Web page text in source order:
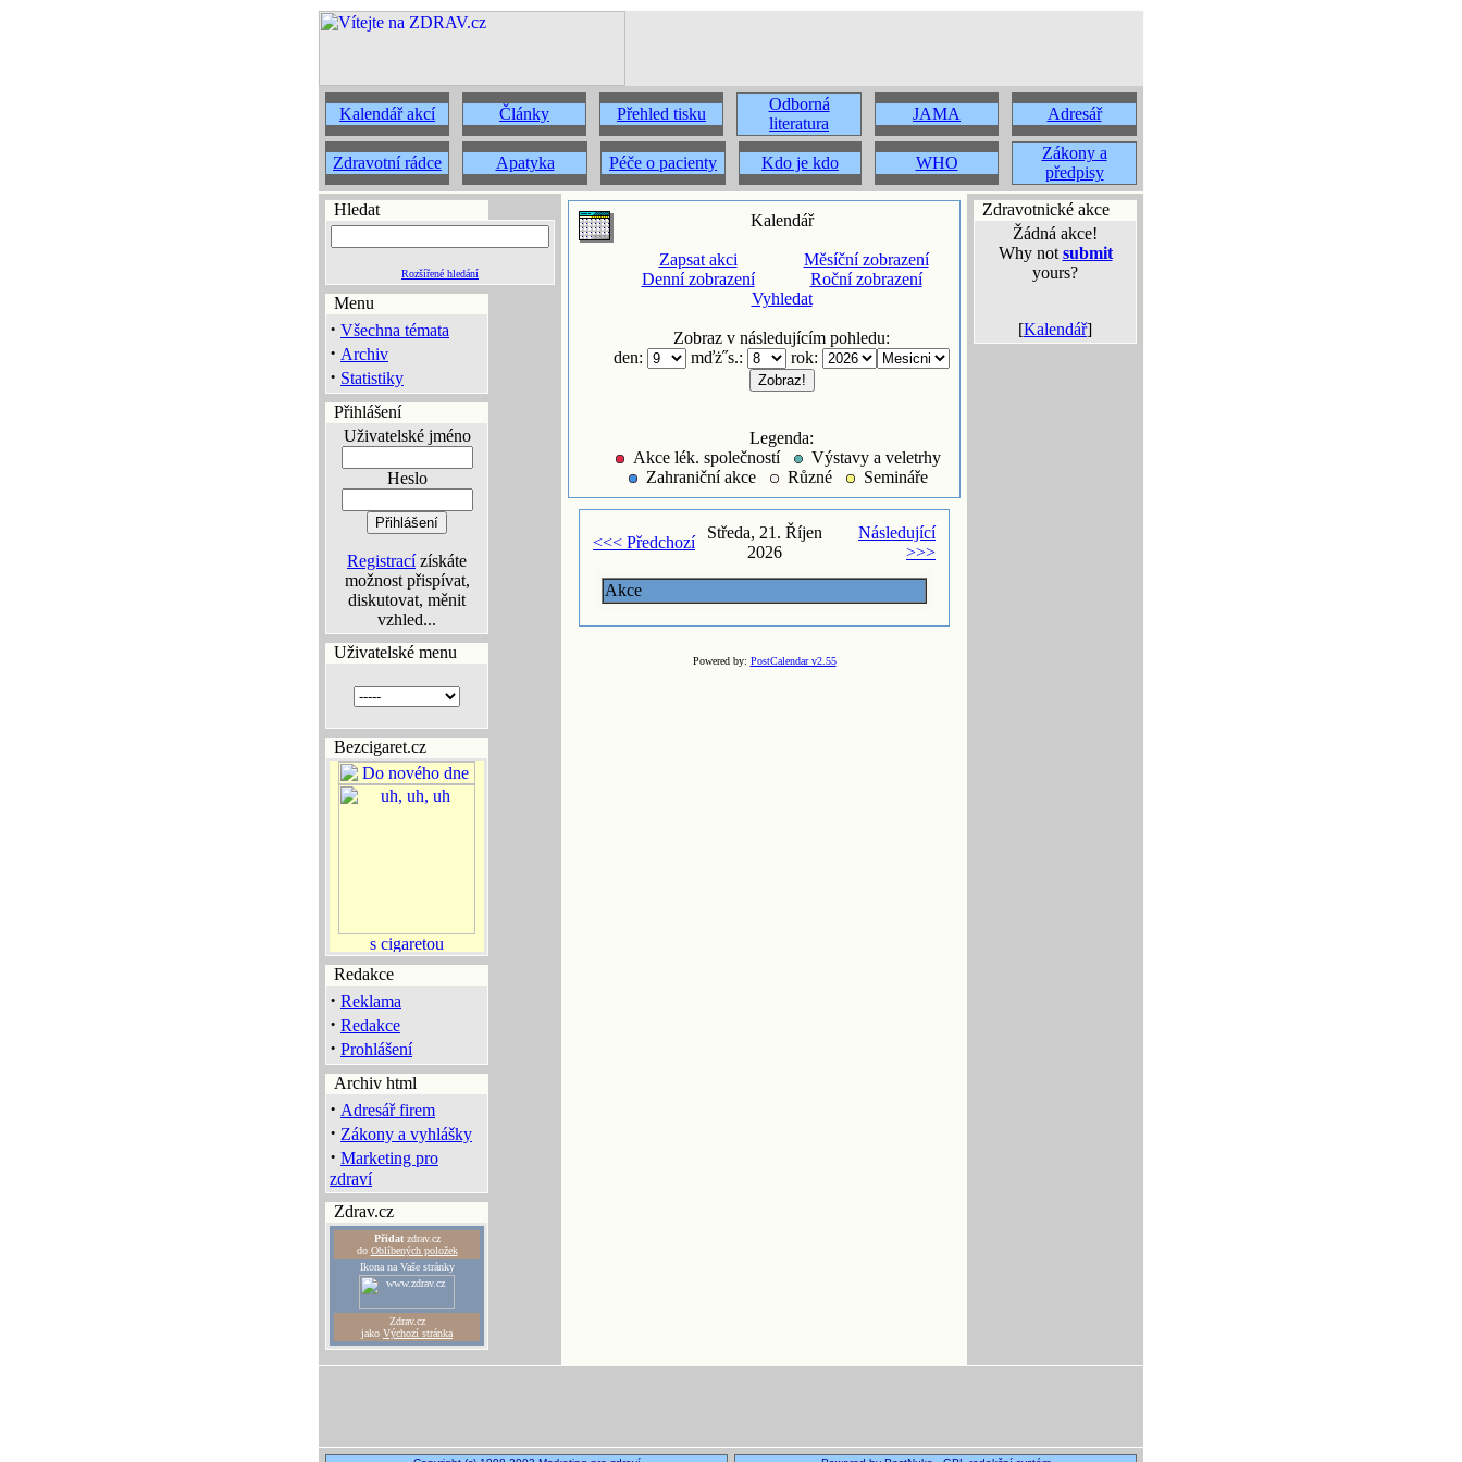
Kalendář akcí Články Přehled tisku
Odborná
literatura
JAMA Adresář
Zdravotní rádce Apatyka Péče o pacienty Kdo je kdo WHO
Zákony a
předpisy
Hledat
Rozšířené hledání
Menu
· Všechna témata
· Archiv
· Statistiky
Přihlášení
Uživatelské jméno
Heslo
Registracízískáte
možnost přispívat,
diskutovat, měnit
vzhled...
Uživatelské menu
Bezcigaret.cz
Redakce
· Reklama
· Redakce
· Prohlášení
Archiv html
· Adresář firem
· Zákony a vyhlášky
· Marketing pro
zdraví
Zdrav.cz
Přidatzdrav.cz
do Oblíbených položek
Ikona na Vaše stránky
Zdrav.cz
jako Výchozí stránka
Kalendář
Zapsat akci
Denní zobrazení
Měsíční zobrazení
Roční zobrazení
Vyhledat
Zobraz v následujícím pohledu:
den:
mďż˝s.: rok:
Legenda:
Akce lék. společností
Výstavy a veletrhy
Zahraniční akce
Různé Semináře
<<< Předchozí
Středa, 21. Říjen
2026
Následující
>>>
Akce
Powered by: PostCalendar v2.55
Zdravotnické akce
Žádná akce!
Why not submit
yours?
[Kalendář]